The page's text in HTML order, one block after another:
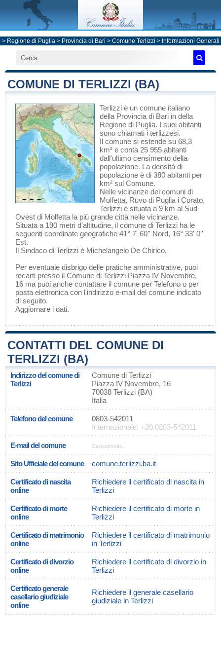
> Regione di Puglia> Provincia di Bari > Comune Terlizzi > Informazioni Generali
COMUNE DI TERLIZZI (BA)
Terlizzi è un comune italiano
della Provincia di Bari in della
Regione di Puglia. I suoi abitanti
sono chiamati i terlizzesi.
Il comune si estende su 68,3
km² e conta 25 955 abitanti
dall'ultimo censimento della
popolazione. La densità di
popolazione è di 380 abitanti per
km² sul Comune.
Nelle vicinanze dei comuni di
Molfetta, Ruvo di Puglia i Corato,
Terlizzi è situata a 9 km al Sud-
Ovest di Molfetta la più grande città nelle vicinanze.
Situata a 190 metri d'altitudine, il comune di Terlizzi ha le
seguenti coordinate geografiche 41° 7' 60'' Nord, 16° 33' 0''
Est.
Il Sindaco di Terlizzi è Michelangelo De Chirico.
Per eventuale disbrigo delle pratiche amministrative, puoi
recarti presso il Comune di Terlizzi Piazza IV Novembre,
16 ma puoi anche contattare il comune per Telefono o per
posta elettronica con l'indirizzo e-mail del comune indicato
di seguito.
Aggiornare i dati.
CONTATTI DEL COMUNE DI
TERLIZZI (BA)
Indirizzo del comune di
Terlizzi
Comune di Terlizzi
Piazza IV Novembre, 16
70038 Terlizzi (BA)
Italia
Telefono del comune
0803-542011
Internazionale: +39 0803-542011
E-mail del comune Caricamento...
Sito Ufficiale del comune comune.terlizzi.ba.it
Certificato di nascita
online
Richiedere il certificato di nascita in
Terlizzi
Certificato di morte
online
Richiedere il certificato di morte in
Terlizzi
Certificato di matrimonio
online
Richiedere il certificato di matrimonio
in Terlizzi
Certificato di divorzio
online
Richiedere il certificato di divorzio in
Terlizzi
Certificato generale
casellario giudiziale
online
Richiedere il generale casellario
giudiziale in Terlizzi